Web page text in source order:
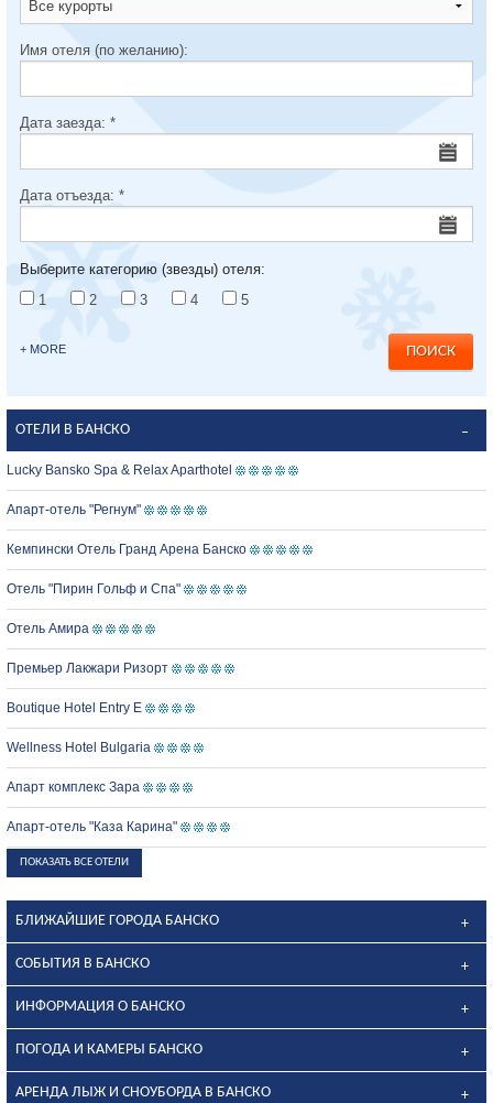
Имя отеля (по желанию):
Дата заезда: *
Дата отъезда: *
Выберите категорию (звезды) отеля:
1
2 3 4 5
+ MORE
ОТЕЛИ В БАНСКО
Lucky Bansko Spa & Relax Aparthotel
Апарт-отель "Регнум"
Кемпински Отель Гранд Арена Банско
Отель "Пирин Гольф и Спа"
Отель Амира
Премьер Лакжари Ризорт
Boutique Hotel Entry E
Wellness Hotel Bulgaria
Апарт комплекс Зара
Апарт-отель "Каза Карина"
ПОКАЗАТЬ ВСЕ ОТЕЛИ
БЛИЖАЙШИЕ ГОРОДА БАНСКО
СОБЫТИЯ В БАНСКО
ИНФОРМАЦИЯ О БАНСКО
ПОГОДА И КАМЕРЫ БАНСКО
АРЕНДА ЛЫЖ И СНОУБОРДА В БАНСКО